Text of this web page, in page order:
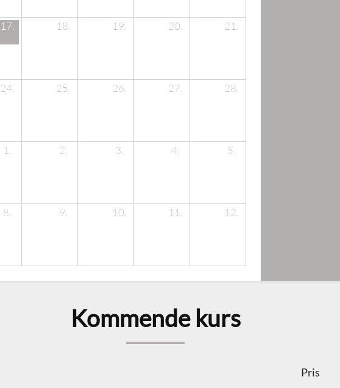
17. 18. 19. 20. 21.
24. 25. 26. 27. 28.
1. 2. 3. 4. 5.
8. 9. 10. 11. 12.
Kommende kurs
Pris